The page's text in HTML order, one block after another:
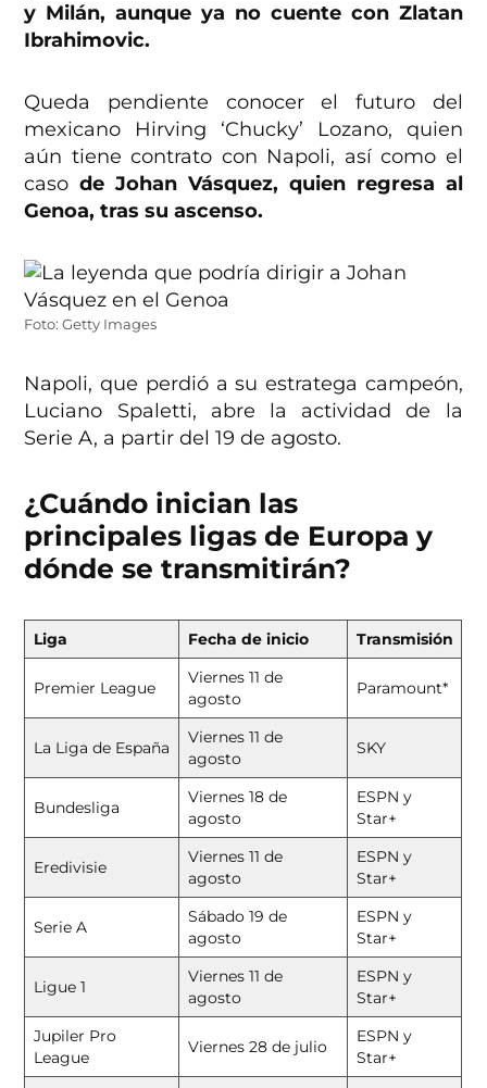
y Milán, aunque ya no cuente con Zlatan
Ibrahimovic.
Queda pendiente conocer el futuro del
mexicano Hirving ‘Chucky’ Lozano, quien
aún tiene contrato con Napoli, así como el
casode Johan Vásquez, quien regresa al
Genoa, tras su ascenso.
Foto: Getty Images
Napoli, que perdió a su estratega campeón,
Luciano Spaletti, abre la actividad de la
Serie A, a partir del 19 de agosto.
¿Cuándo inician las
principales ligas de Europa y
dónde se transmitirán?
Liga Fecha de inicio Transmisión
Premier League
Viernes 11 de
agosto
Paramount*
La Liga de España
Viernes 11 de
agosto
SKY
Bundesliga
Viernes 18 de
agosto
ESPN y
Star+
Eredivisie
Viernes 11 de
agosto
ESPN y
Star+
Serie A
Sábado 19 de
agosto
ESPN y
Star+
Ligue 1
Viernes 11 de
agosto
ESPN y
Star+
Jupiler Pro
League
Viernes 28 de julio
ESPN y
Star+